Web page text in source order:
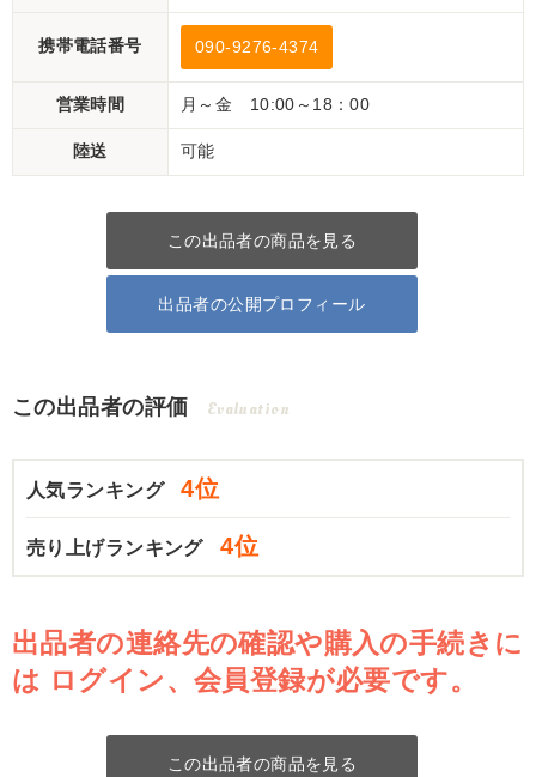
携帯電話番号 090-9276-4374
営業時間 月～金 10:00～18：00
陸送 可能
この出品者の商品を見る
出品者の公開プロフィール
この出品者の評価 Evaluation
人気ランキング 4位
売り上げランキング 4位
出品者の連絡先の確認や購入の手続きに
は ログイン、会員登録が必要です。
この出品者の商品を見る